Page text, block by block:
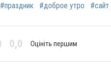
#праздник #доброе утро #сайт
0,0 Оцініть першим